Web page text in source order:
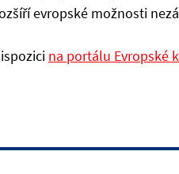
evropské možnosti
na portálu Evropské